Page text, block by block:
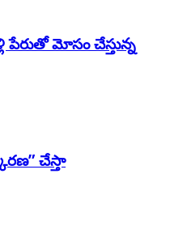
పేరుతో మోసం చేస్తున్న
చేస్తా